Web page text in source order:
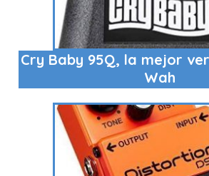
Cry Baby 95Q, la mejor
Wah